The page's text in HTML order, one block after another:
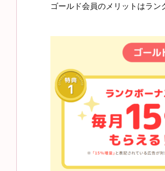
ゴールド会員のメリットはラ